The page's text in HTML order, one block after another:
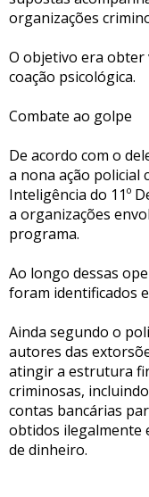
organizações
O objetivo era obter
coação psicológica.
Combate ao golpe
De acordo com o
a nona ação policial
Inteligência do 11º
a organizações
programa.
Ao longo dessas
foram identificados
Ainda segundo o
autores das
atingir a estrutura
criminosas,
contas bancárias
obtidos ilegalmente
de dinheiro.